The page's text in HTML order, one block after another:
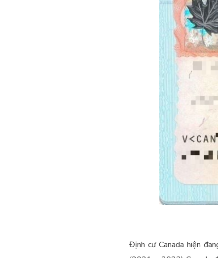
Định cư Canada hiện